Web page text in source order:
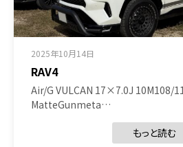
2025年10月14日
RAV4
Air/G VULCAN 17×7.0J 10M108/
MatteGunmeta…
もっと読む